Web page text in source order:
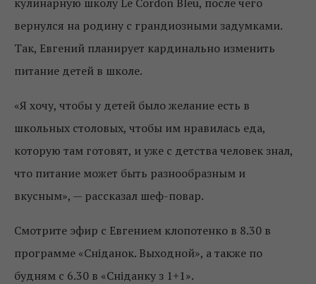
вернулся на родину с грандиозными задумками.
Так, Евгений планирует кардинально изменить
питание детей в школе.
«Я хочу, чтобы у детей было желание есть в
школьных столовых, чтобы им нравилась еда,
которую там готовят, и уже с детства человек знал,
что питание может быть разнообразным и
вкусным», — рассказал шеф-повар.
Смотрите эфир с Евгением клопотенко в 8.30 в
программе «Сніданок. Выходной», а также по
будням с 6.30 в «Сніданку з 1+1».